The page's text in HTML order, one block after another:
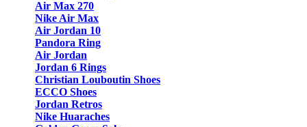
Air Max 270
Nike Air Max
Air Jordan 10
Pandora Ring
Air Jordan
Jordan 6 Rings
Christian Louboutin Shoes
ECCO Shoes
Jordan Retros
Nike Huaraches